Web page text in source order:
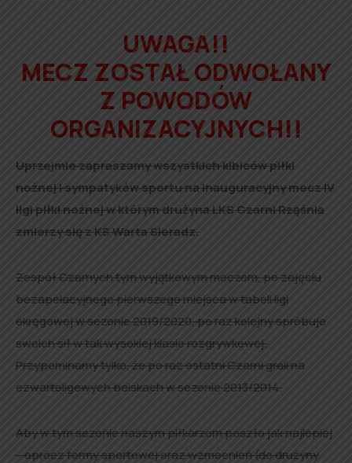
UWAGA!!
MECZ ZOSTAŁ ODWOŁANY
Z POWODÓW
ORGANIZACYJNYCH!!
Uprzejmie zapraszamy wszystkich kibiców piłki
nożnej i sympatyków sportu na inauguracyjny mecz IV
ligi piłki nożnej w którym drużyna LKS Czarni Rząśnia
zmierzy się z KS Warta Sieradz.
Zespół Czarnych tym wyjątkowym meczem, po zajęciu
bezapelacyjnego pierwszego miejsca w tabeli ligi
okręgowej w sezonie 2019/2020, po raz kolejny spróbuje
swoich sił w tak wysokiej klasie rozgrywkowej.
Przypominamy tylko, że po raz ostatni Czarni grali na
czwartoligowych boiskach w sezonie 2013/2014.
Aby w tym sezonie naszym piłkarzom poszło jak najlepiej
– oprócz formy sportowej oraz wzmocnień (do drużyny